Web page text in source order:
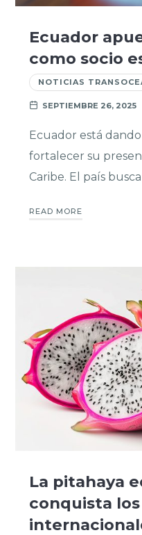
Ecuador
como socio
NOTICIAS
SEPTIEMBRE 26, 2025
Ecuador está
fortalecer su
Caribe. El país
READ MORE
La pitahaya
conquista